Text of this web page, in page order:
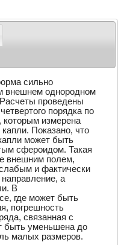
сильно
внешнем однородном
проведены
порядка по
которым измерена
Показано, что
может быть
сфероидом. Такая
внешним полем,
и фактически
а
В
где может быть
погрешность
связанная с
быть уменьшена до
малых размеров.